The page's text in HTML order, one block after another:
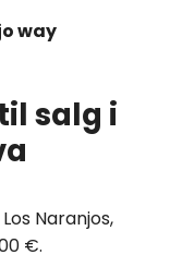
way
salg i
Naranjos,
€.